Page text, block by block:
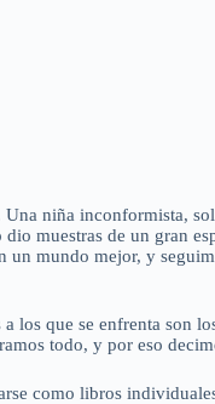
niña inconformista,
muestras de un gran
mundo mejor, y
que se enfrenta son
todo, y por eso
como libros